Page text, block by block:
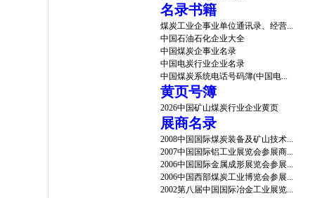
名录书籍
煤炭工业企事业单位通讯录、经营...
中国石油石化企业大全
中国煤炭企事业名录
中国电炭行业企业名录
中国煤炭系统电话号码簿(中国电...
黄页号簿
2026中国矿山煤炭行业企业黄页
展商名录
2008中国国际煤炭装备及矿山技术...
2007中国国际铝工业展览会参展商...
2006中国国际金属成形展览会参展...
2006中国西部煤炭工业博览会参展...
2002第八届中国国际冶金工业展览...